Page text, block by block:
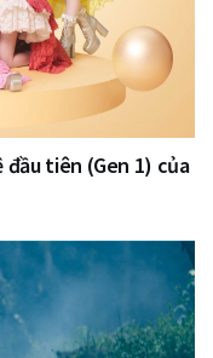
tiên (Gen 1) của